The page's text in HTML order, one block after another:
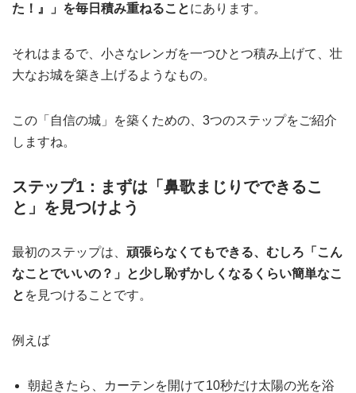
た！』」を毎日積み重ねることにあります。
それはまるで、小さなレンガを一つひとつ積み上げて、壮
大なお城を築き上げるようなもの。
この「自信の城」を築くための、3つのステップをご紹介
しますね。
ステップ1：まずは「鼻歌まじりでできるこ
と」を見つけよう
最初のステップは、 頑張らなくてもできる、むしろ「こん
なことでいいの？」と少し恥ずかしくなるくらい簡単なこ
と を見つけることです。
例えば
朝起きたら、カーテンを開けて10秒だけ太陽の光を浴